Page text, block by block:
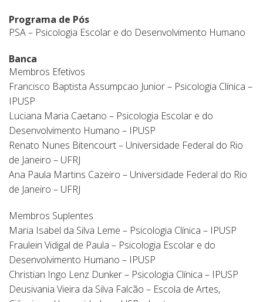
Programa de Pós
PSA – Psicologia Escolar e do Desenvolvimento Humano
Banca
Membros Efetivos
Francisco Baptista Assumpcao Junior – Psicologia Clínica –
IPUSP
Luciana Maria Caetano – Psicologia Escolar e do
Desenvolvimento Humano – IPUSP
Renato Nunes Bitencourt – Universidade Federal do Rio
de Janeiro – UFRJ
Ana Paula Martins Cazeiro – Universidade Federal do Rio
de Janeiro – UFRJ
Membros Suplentes
Maria Isabel da Silva Leme – Psicologia Clínica – IPUSP
Fraulein Vidigal de Paula – Psicologia Escolar e do
Desenvolvimento Humano – IPUSP
Christian Ingo Lenz Dunker – Psicologia Clínica – IPUSP
Deusivania Vieira da Silva Falcão – Escola de Artes,